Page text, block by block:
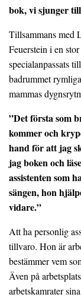
bok, vi sjunger
Tillsammans med
Feuerstein i en
specialanpassats
badrummet
mammas
”Det första som
kommer och
hand för att jag
jag boken och
assistenten som
sängen, hon
vidare.”
Att ha personlig
tillvaro. Hon är
bestämmer vem
Även på
arbetskamrater